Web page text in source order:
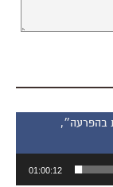
בהפרעה״,
01:00:12